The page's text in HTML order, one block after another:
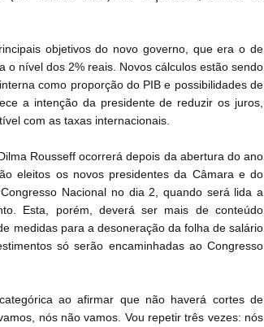
objetivos do novo governo, que era o de
o nível dos 2% reais. Novos cálculos estão sendo
como proporção do PIB e possibilidades de
a intenção da presidente de reduzir os juros,
com as taxas internacionais.
Rousseff ocorrerá depois da abertura do ano
eleitos os novos presidentes da Câmara e do
Nacional no dia 2, quando será lida a
Esta, porém, deverá ser mais de conteúdo
medidas para a desoneração da folha de salário
só serão encaminhadas ao Congresso
ao afirmar que não haverá cortes de
nós não vamos. Vou repetir três vezes: nós